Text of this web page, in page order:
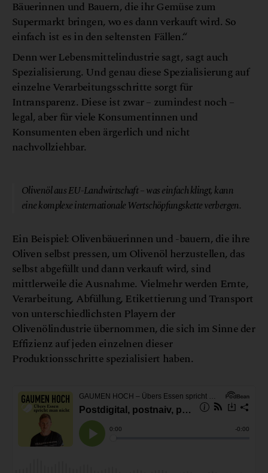
Bäuerinnen und Bauern, die ihr Gemüse zum
Supermarkt bringen, wo es dann verkauft wird. So
einfach ist es in den seltensten Fällen.“
Denn wer Lebensmittelindustrie sagt, sagt auch
Spezialisierung. Und genau diese Spezialisierung auf
einzelne Verarbeitungsschritte sorgt für
Intransparenz. Diese ist zwar – zumindest noch –
legal, aber für viele Konsumentinnen und
Konsumenten eben ärgerlich und nicht
nachvollziehbar.
Olivenöl aus EU-Landwirtschaft – was einfach klingt, kann
eine komplexe internationale Wertschöpfungskette verbergen.
Ein Beispiel: Olivenbäuerinnen und -bauern, die ihre
Oliven selbst pressen, um Olivenöl herzustellen, das
selbst abgefüllt und dann verkauft wird, sind
mittlerweile die Ausnahme. Vielmehr werden Ernte,
Verarbeitung, Abfüllung, Etikettierung und Transport
von unterschiedlichsten Playern der
Olivenölindustrie übernommen, die sich im Sinne der
Effizienz auf jeden einzelnen dieser
Produktionsschritte spezialisiert haben.